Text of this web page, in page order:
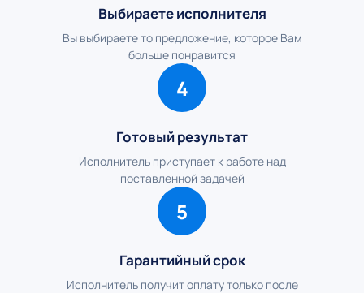
Выбираете исполнителя
Вы выбираете то предложение, которое Вам
больше понравится
4
Готовый результат
Исполнитель приступает к работе над
поставленной задачей
5
Гарантийный срок
Исполнитель получит оплату только после